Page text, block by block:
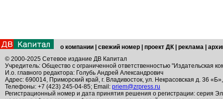
о компании свежий номер проект ДК реклама
© 2000-2025 Сетевое издание ДВ Капитал
Учредитель: Общество с ограниченной ответственностью "Издательская
И.о. главного редактора: Голубь Андрей Александрович
Адрес: 690014, Приморский край, г. Владивосток, ул. Некрасовская д. 36
Телефоны: +7 (423) 245-04-85; Email: priem@zrpress.ru
Регистрационный номер и дата принятия решения о регистрации: серия